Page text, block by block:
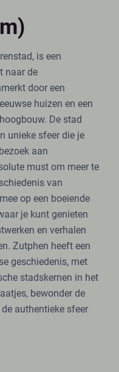
is een
naar de
door een
huizen en een
De stad
unieke sfeer die je
aan
must om meer te
van
op een boeiende
je kunt genieten
en verhalen
Zutphen heeft een
geschiedenis, met
stadskernen in het
bewonder de
authentieke sfeer